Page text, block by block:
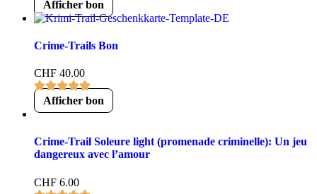
Afficher bon
Crime-Trails Bon
CHF 40.00
Afficher bon
Crime-Trail Soleure light (promenade criminelle): Un jeu
dangereux avec l’amour
CHF 6.00